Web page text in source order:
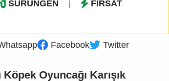
SÜRÜNGEN FIRSAT
Facebook Twitter
Oyuncağı Karışık